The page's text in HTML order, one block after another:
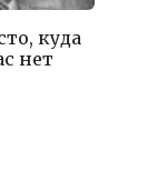
куда
нет